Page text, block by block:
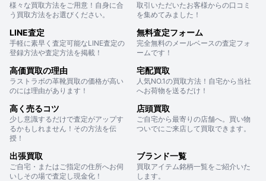
様々な買取方法をご用意！自身に合
う買取方法をお選びください。
取引いただいたお客様からの口コミ
を集めてみました！
LINE査定
手軽に素早く査定可能なLINE査定の
登録方法や査定方法を掲載！
無料査定フォーム
完全無料のメールベースの査定フォ
ームです！
高価買取の理由
ラストラボの革靴買取の価格が高い
のには理由があります！
宅配買取
人気NO.1の買取方法！自宅から当社
へお荷物を送るだけ！
高く売るコツ
少し意識するだけで査定がアップす
るかもしれません！その方法を伝
授！
店頭買取
ご自宅から最寄りの店舗へ。買い物
ついでにご来店して買取できます。
出張買取
ご自宅・またはご指定の住所へお伺
いしその場で査定し現金化！
ブランド一覧
買取アイテム銘柄一覧をご紹介いた
します。